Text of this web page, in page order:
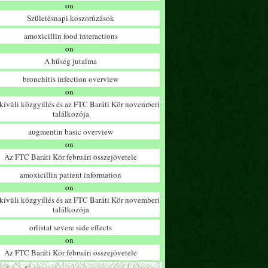
on
Születésnapi koszorúzások
amoxicillin food interactions
on
A hűség jutalma
bronchitis infection overview
on
közgyűlés és az FTC Baráti Kör novemberi
találkozója
augmentin basic overview
on
Az FTC Baráti Kör februári összejövetele
amoxicillin patient information
on
közgyűlés és az FTC Baráti Kör novemberi
találkozója
orlistat severe side effects
on
Az FTC Baráti Kör februári összejövetele